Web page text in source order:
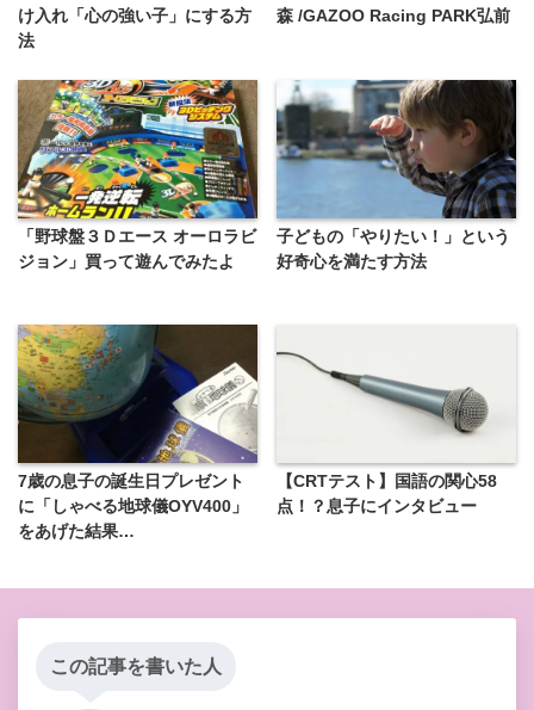
け入れ「心の強い子」にする方
法
森 /GAZOO Racing PARK弘前
「野球盤３Ｄエース オーロラビ
ジョン」買って遊んでみたよ
子どもの「やりたい！」という
好奇心を満たす方法
7歳の息子の誕生日プレゼント
に「しゃべる地球儀OYV400」
をあげた結果…
【CRTテスト】国語の関心58
点！？息子にインタビュー
この記事を書いた人